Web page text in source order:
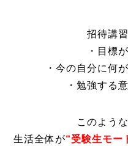
招待講
・目標
・今の自分に何
・勉強する
このよう
生活全体が“受験生モー